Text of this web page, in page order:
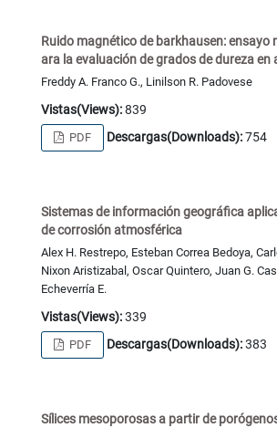
Ruido magnético de barkhausen: ensayo
ara la evaluación de grados de dureza en
Freddy A. Franco G., Linilson R. Padovese
Vistas(Views):839
PDF Descargas(Downloads):754
Sistemas de información geográfica
de corrosión atmosférica
Alex H. Restrepo, Esteban Correa Bedoya,
Nixon Aristizabal, Oscar Quintero, Juan G.
Echeverría E.
Vistas(Views):339
PDF Descargas(Downloads):383
Sílices mesoporosas a partir de